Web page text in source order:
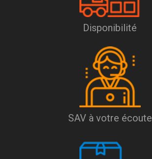
Disponibilité
SAV à votre écoute